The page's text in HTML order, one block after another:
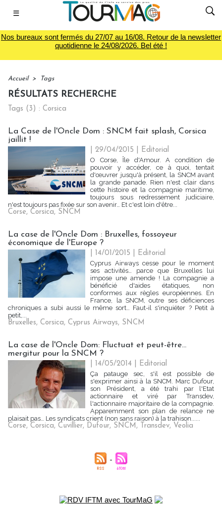
☰
Nos bureaux sont fermés du 27/07 au 16/08. Retour de la newsletter
quotidienne le 24/08/2026. Bel été !
Accueil > Tags
RÉSULTATS RECHERCHE
Tags (3) : Corsica
La Case de l'Oncle Dom : SNCM fait splash, Corsica
jaillit !
| 29/04/2015
Editorial
O Corse, Île d'Amour. A condition de
pouvoir y accéder, ce à quoi, tentait
d'œuvrer jusqu'à présent, la SNCM avant
la grande panade. Rien n'est clair dans
cette histoire et la compagnie maritime,
toujours sous redressement judiciaire,
n'est toujours pas fixée sur son avenir… Et c'est loin d'être...
Corse, Corsica, SNCM
La case de l'Oncle Dom : Bruxelles, fossoyeur
économique de l'Europe ?
| 14/01/2015
Editorial
Cyprus Airways cesse pour le moment
ses activités… parce que Bruxelles lui
impose une amende ! La compagnie a
bénéficié d'aides étatiques, non
conformes aux règles européennes. En
France, la SNCM, outre ses déficiences
chroniques a subi aussi le même sort… Faut-il s'inquiéter ? Petit à
petit,...
Bruxelles, Corsica, Cyprus Airways, SNCM
La case de l'Oncle Dom: Fluctuat et peut-être...
mergitur pour la SNCM ?
| 14/05/2014
Editorial
Ça patauge sec, s'il est possible de
s'exprimer ainsi à la SNCM. Marc Dufour,
son Président, a été trahi par l'Etat
actionnaire et viré par Transdev,
l'actionnaire majoritaire de la compagnie.
Apparemment son plan de relance ne
plaisait pas… Les syndicats crient (non sans raison) à la trahison......
Corse, Corsica, Cuvillier, Dufour, SNCM, Transdev, Veolia